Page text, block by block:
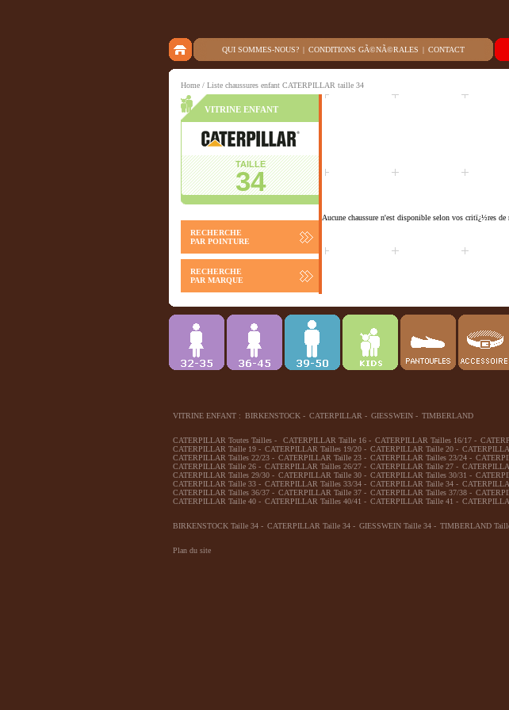
QUI SOMMES-NOUS? | CONDITIONS GÃ©NÃ©RALES | CONTACT
Home / Liste chaussures enfant CATERPILLAR taille 34
VITRINE ENFANT
TAILLE
34
RECHERCHE
PAR POINTURE
RECHERCHE
PAR MARQUE
Aucune chaussure n'est disponible selon vos critï¿½res de
VITRINE ENFANT : BIRKENSTOCK - CATERPILLAR - GIESSWEIN - TIMBERLAND
CATERPILLAR Toutes Tailles - CATERPILLAR Taille 16 - CATERPILLAR Tailles 16/17 -
CATERPILLAR Taille 19 - CATERPILLAR Tailles 19/20 - CATERPILLAR Taille 20 -
CATERPILLAR Tailles 22/23 - CATERPILLAR Taille 23 - CATERPILLAR Tailles 23/24 -
CATERPILLAR Taille 26 - CATERPILLAR Tailles 26/27 - CATERPILLAR Taille 27 -
CATERPILLAR Tailles 29/30 - CATERPILLAR Taille 30 - CATERPILLAR Tailles 30/31 -
CATERPILLAR Taille 33 - CATERPILLAR Tailles 33/34 - CATERPILLAR Taille 34 -
CATERPILLAR Tailles 36/37 - CATERPILLAR Taille 37 - CATERPILLAR Tailles 37/38 -
CATERPILLAR Taille 40 - CATERPILLAR Tailles 40/41 - CATERPILLAR Taille 41 -
BIRKENSTOCK Taille 34 - CATERPILLAR Taille 34 - GIESSWEIN Taille 34 - TIMBERLAND
Plan du site